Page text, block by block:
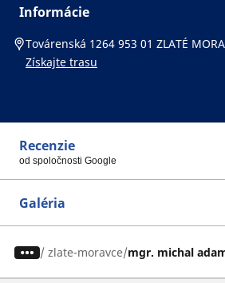
Informácie
Továrenská 1264 953 01 ZLATÉ
Získajte trasu
Recenzie
od spoločnosti Google
Galéria
/ zlate-moravce mgr. michal